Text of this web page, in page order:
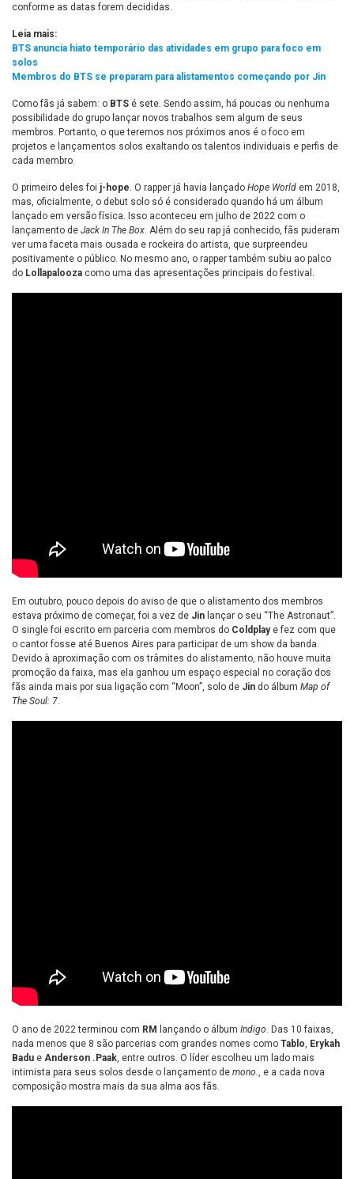
conforme as datas forem decididas.
Leia mais:
BTS anuncia hiato temporário das atividades em grupo para foco em
solos
Membros do BTS se preparam para alistamentos começando por Jin
Como fãs já sabem: o BTS é sete. Sendo assim, há poucas ou nenhuma
possibilidade do grupo lançar novos trabalhos sem algum de seus
membros. Portanto, o que teremos nos próximos anos é o foco em
projetos e lançamentos solos exaltando os talentos individuais e perfis de
cada membro.
O primeiro deles foi j-hope. O rapper já havia lançado Hope World em 2018,
mas, oficialmente, o debut solo só é considerado quando há um álbum
lançado em versão física. Isso aconteceu em julho de 2022 com o
lançamento de Jack In The Box. Além do seu rap já conhecido, fãs puderam
ver uma faceta mais ousada e rockeira do artista, que surpreendeu
positivamente o público. No mesmo ano, o rapper também subiu ao palco
do Lollapalooza como uma das apresentações principais do festival.
Em outubro, pouco depois do aviso de que o alistamento dos membros
estava próximo de começar, foi a vez de Jin lançar o seu “The Astronaut”.
O single foi escrito em parceria com membros do Coldplaye fez com que
o cantor fosse até Buenos Aires para participar de um show da banda.
Devido à aproximação com os trâmites do alistamento, não houve muita
promoção da faixa, mas ela ganhou um espaço especial no coração dos
fãs ainda mais por sua ligação com “Moon”, solo de Jin do álbum Map of
The Soul: 7.
O ano de 2022 terminou com RM lançando o álbum Indigo. Das 10 faixas,
nada menos que 8 são parcerias com grandes nomes como Tablo, Erykah
Badu e Anderson .Paak, entre outros. O líder escolheu um lado mais
intimista para seus solos desde o lançamento de mono., e a cada nova
composição mostra mais da sua alma aos fãs.